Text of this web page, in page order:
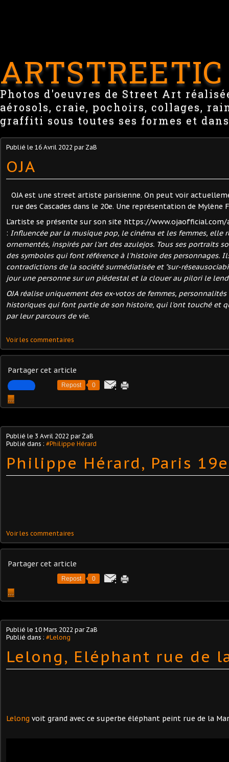
ARTSTREETIC
Photos d'oeuvres de Street Art
aérosols, craie, pochoirs, collages,
graffiti sous toutes ses formes et
Publié le 16 Avril 2022 par ZaB
OJA
OJA est une street artiste parisienne. On peut voir
rue des Cascades dans le 20e. Une représentation de Mylène
L'artiste se présente sur son site https://
: Influencée par la musique pop, le cinéma et les femmes, elle
ornementés, inspirés par l'art des azulejos. Tous ses portraits
des symboles qui font référence à l'histoire des personnages.
contradictions de la société surmédiatisée et "sur-
jour une personne sur un piédestal et la clouer au pilori le
OJA réalise uniquement des ex-votos de femmes,
historiques qui font partie de son histoire, qui l'ont touché et
par leur parcours de vie.
Voir les commentaires
Partager cet article
Repost 0
…
Publié le 3 Avril 2022 par ZaB
Publié dans : #Philippe Hérard
Philippe Hérard, Paris 19e
Voir les commentaires
Partager cet article
Repost 0
…
Publié le 10 Mars 2022 par ZaB
Publié dans : #Lelong
Lelong, Eléphant rue de
Lelong voit grand avec ce superbe éléphant peint rue de la